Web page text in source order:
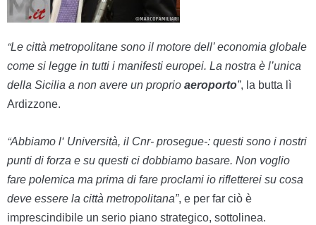
“Le città metropolitane sono il motore dell’ economia globale
come si legge in tutti i manifesti europei. La nostra è l’unica
della Sicilia a non avere un proprio aeroporto”, la butta lì
Ardizzone.
“Abbiamo l‘ Università, il Cnr- prosegue-: questi sono i nostri
punti di forza e su questi ci dobbiamo basare. Non voglio
fare polemica ma prima di fare proclami io rifletterei su cosa
deve essere la città metropolitana”, e per far ciò è
imprescindibile un serio piano strategico, sottolinea.